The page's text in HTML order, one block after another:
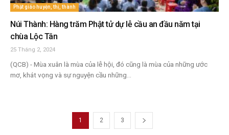
Phật giáo huyện, thị, thành
Núi Thành: Hàng trăm Phật tử dự lễ cầu an đầu năm tại
chùa Lộc Tân
25 Tháng 2, 2024
(QCB) - Mùa xuân là mùa của lễ hội, đó cũng là mùa của những ước
mơ, khát vọng và sự nguyện cầu những...
1 2 3